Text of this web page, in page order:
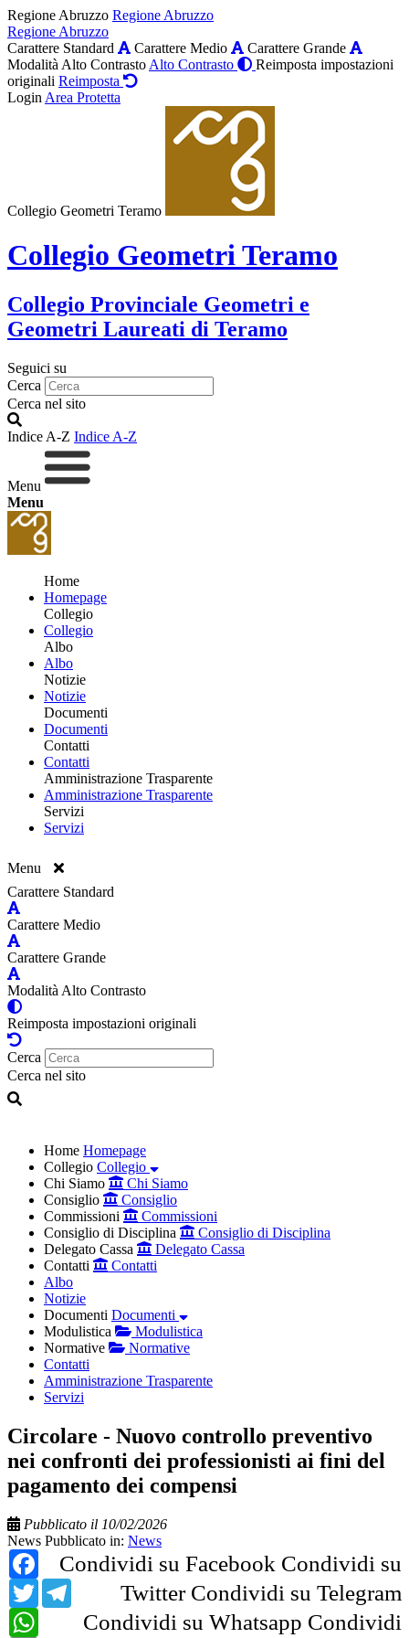
Regione Abruzzo Regione Abruzzo
Regione Abruzzo
Carattere Standard
Carattere Medio
Carattere Grande
Modalità Alto Contrasto Alto Contrasto
Reimposta impostazioni
originali Reimposta
Login Area Protetta
Collegio Geometri Teramo
Collegio Geometri Teramo
Collegio Provinciale Geometri e
Geometri Laureati di Teramo
Seguici su
Cerca
Cerca nel sito
Indice A-Z Indice A-Z
Menu
Menu
Home
Homepage
Collegio
Collegio
Albo
Albo
Notizie
Notizie
Documenti
Documenti
Contatti
Contatti
Amministrazione Trasparente
Amministrazione Trasparente
Servizi
Servizi
Menu
Carattere Standard
Carattere Medio
Carattere Grande
Modalità Alto Contrasto
Reimposta impostazioni originali
Cerca
Cerca nel sito
Home Homepage
Collegio Collegio
Chi Siamo
Chi Siamo
Consiglio
Consiglio
Commissioni
Commissioni
Consiglio di Disciplina
Consiglio di Disciplina
Delegato Cassa
Delegato Cassa
Contatti
Contatti
Albo
Notizie
Documenti Documenti
Modulistica
Modulistica
Normative
Normative
Contatti
Amministrazione Trasparente
Servizi
Circolare - Nuovo controllo preventivo
nei confronti dei professionisti ai fini del
pagamento dei compensi
Pubblicato il 10/02/2026
News Pubblicato in: News
Condividi su Facebook
Facebook
Condividi su
Twitter
Twitter Condividi su Telegram
Telegram
Condividi su Whatsapp
WhatsApp
Condividi